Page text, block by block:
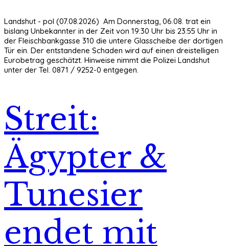
Landshut - pol (07.08.2026) Am Donnerstag, 06.08. trat ein
bislang Unbekannter in der Zeit von 19:30 Uhr bis 23:55 Uhr in
der Fleischbankgasse 310 die untere Glasscheibe der dortigen
Tür ein. Der entstandene Schaden wird auf einen dreistelligen
Eurobetrag geschätzt. Hinweise nimmt die Polizei Landshut
unter der Tel. 0871 / 9252-0 entgegen.
Streit:
Ägypter &
Tunesier
endet mit